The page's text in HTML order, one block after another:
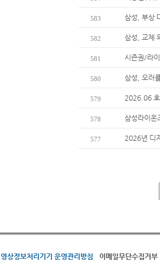
583 삼성, 부상
582 삼성, 교체
581 시즌권/라
580 삼성, 오러
579 2026.06 호
578 삼성라이온
577 2026년 디
영상정보처리기기 운영관리방침 이메일무단수집거부